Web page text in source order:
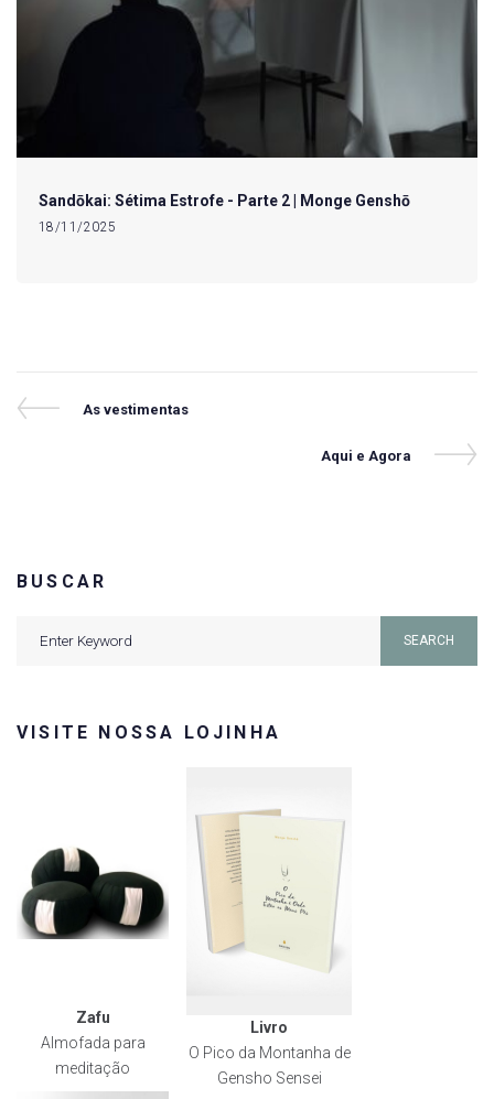
Sandōkai: Sétima Estrofe - Parte 2 | Monge Genshō
18/11/2025
Navegação
Previous
As vestimentas
Next
Aqui e Agora
BUSCAR
SEARCH
VISITE NOSSA LOJINHA
Zafu
Almofada para
meditação
Livro
O Pico da Montanha de
Gensho Sensei